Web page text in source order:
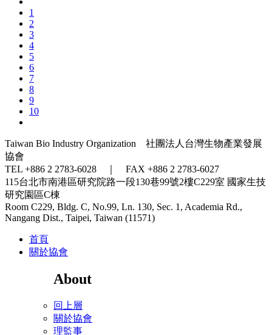
1
2
3
4
5
6
7
8
9
10
Taiwan Bio Industry Organization 社團法人台灣生物產業發展
協會
TEL +886 2 2783-6028 ｜ FAX +886 2 2783-6027
115台北市南港區研究院路一段130巷99號2樓C229室 國家生技
研究園區C棟
Room C229, Bldg. C, No.99, Ln. 130, Sec. 1, Academia Rd.,
Nangang Dist., Taipei, Taiwan (11571)
首頁
關於協會
About
回上層
關於協會
理監事